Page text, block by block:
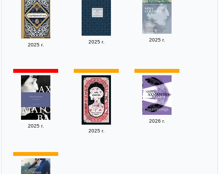
2025 г.
2025 г. 2025 г.
2025 г.
2025 г.
2026 г.